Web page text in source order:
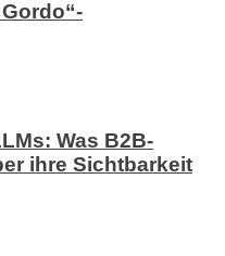
Was B2B-
ihre Sichtbarkeit